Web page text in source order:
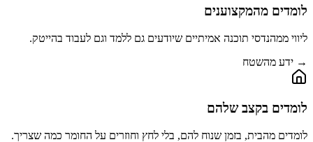
לומדים מהמקצוענים
ליווי ממהנדסי תוכנה אמיתיים שיודעים גם ללמד וגם לעבוד בהייטק.
→ ידע מהשטח
לומדים בקצב שלהם
לומדים מהבית, בזמן שנוח להם, בלי לחץ וחוזרים על החומר כמה שצריך.